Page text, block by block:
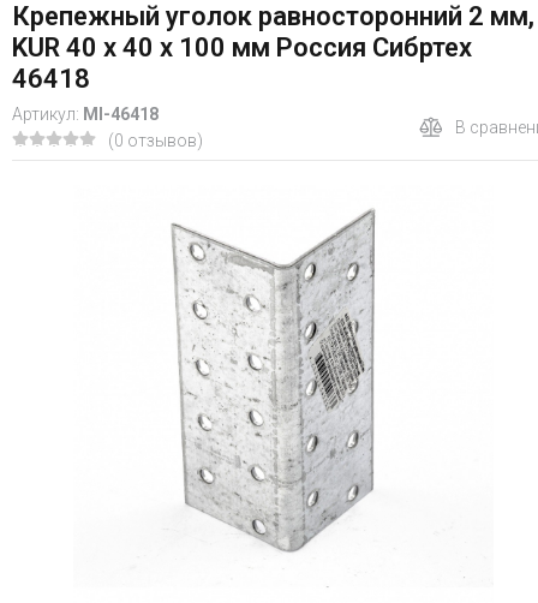
Крепежный уголок равносторонний 2 мм,
KUR 40 x 40 x 100 мм Россия Сибртех
46418
Артикул: MI-46418
(0 отзывов)
В